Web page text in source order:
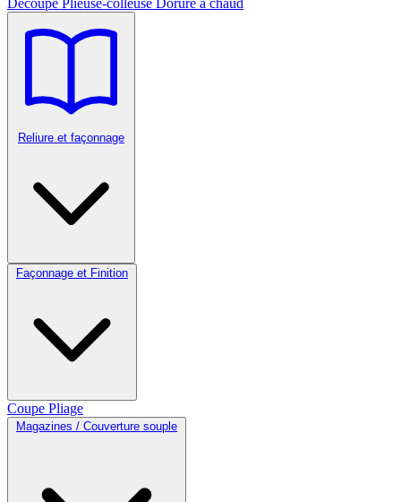
Reliure et façonnage
Façonnage et Finition
Coupe Pliage
Magazines / Couverture souple